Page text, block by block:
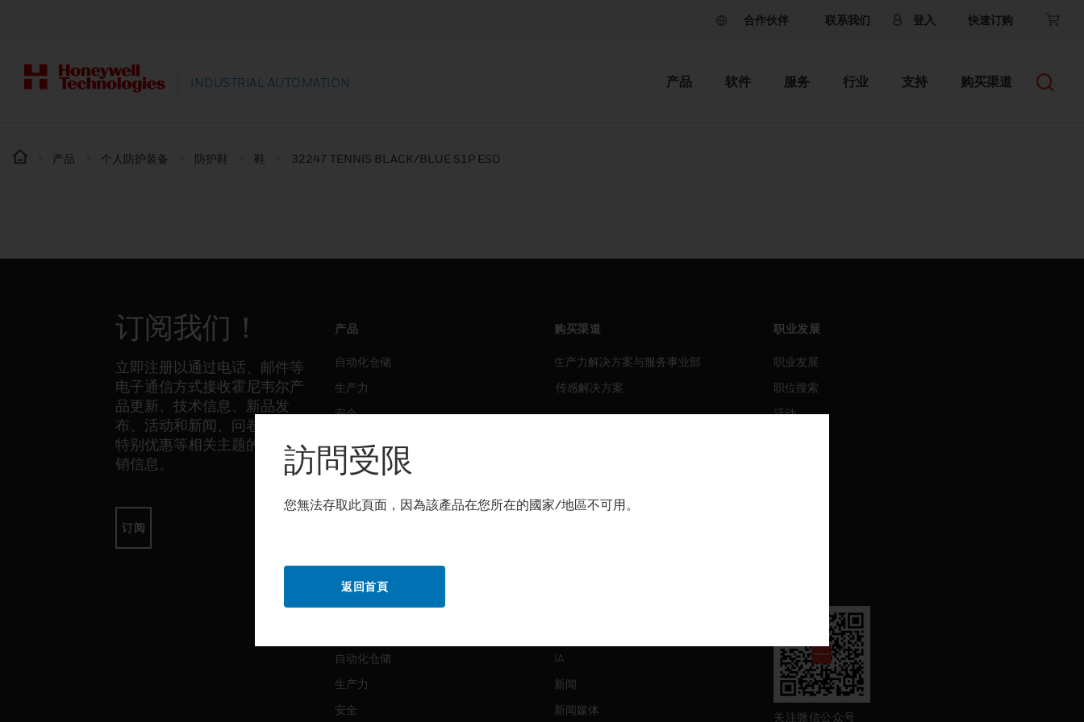
合作伙伴 联系我们 登入 快速订购
INDUSTRIAL AUTOMATION 产品 软件 服务 行业 支持 购买渠道
产品 个人防护装备 防护鞋 鞋 32247 TENNIS BLACK/BLUE S1P ESD
订阅我们！
立即注册以通过电话、邮件等
电子通信方式接收霍尼韦尔产
品更新、技术信息、新品发
布、活动和新闻、问卷调查、
特别优惠等相关主题的独家营
销信息。
订阅
产品
自动化仓储
生产力
安全
自动化仓储
生产力
安全
购买渠道
生产力解决方案与服务事业部
传感解决方案
生产力
IA
新闻
新闻媒体
职业发展
职业发展
职位搜索
活动
关注微信公众号
訪問受限
您無法存取此頁面，因為該產品在您所在的國家/地區不可用。
返回首頁